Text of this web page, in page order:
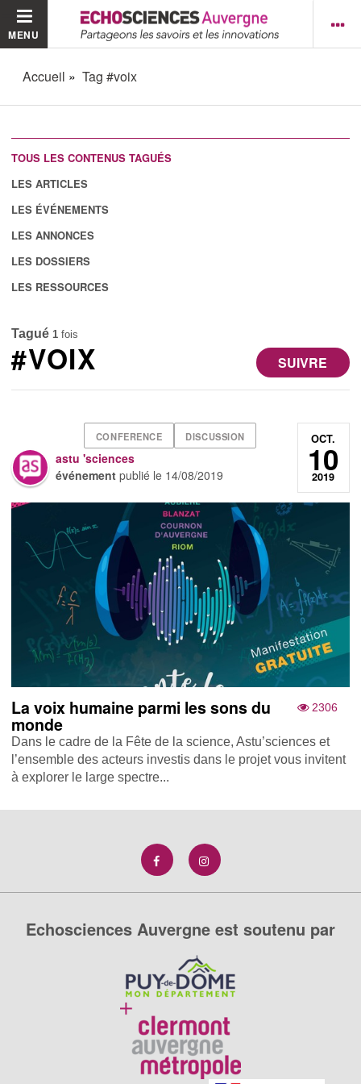
MENU
Accueil Tag #voix
TOUS LES CONTENUS TAGUÉS
LES ARTICLES
LES ÉVÉNEMENTS
LES ANNONCES
LES DOSSIERS
LES RESSOURCES
Tagué 1 fois
SUIVRE
#VOIX
CONFERENCE DISCUSSION
astu 'sciences
événement publié le 14/08/2019
OCT.
10
2019
2306
La voix humaine parmi les sons du
monde
Dans le cadre de la Fête de la science, Astu’sciences et
l’ensemble des acteurs investis dans le projet vous invitent
à explorer le large spectre...
Echosciences Auvergne est soutenu par